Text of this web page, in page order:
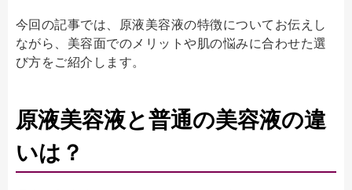
今回の記事では、原液美容液の特徴についてお伝えし
ながら、美容面でのメリットや肌の悩みに合わせた選
び方をご紹介します。
原液美容液と普通の美容液の違
いは？